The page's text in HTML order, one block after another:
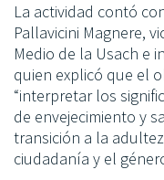
La actividad contó
Pallavicini Magnere,
Medio de la Usach e
quien explicó que el
“interpretar los
de envejecimiento y
transición a la
ciudadanía y el